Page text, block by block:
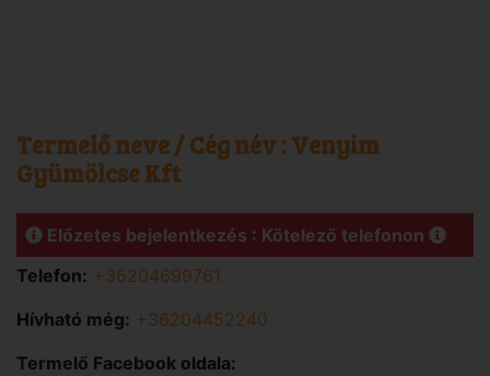
Termelő neve / Cég név : Venyim
Gyümölcse Kft
Előzetes bejelentkezés : Kötelező telefonon
Telefon: +36204699761
Hívható még: +36204452240
Termelő Facebook oldala: